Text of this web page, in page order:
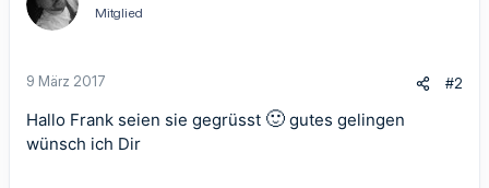
o
n
:
Mitglied
9 März 2017 #2
Hallo Frank seien sie gegrüsst 🙂 gutes gelingen
wünsch ich Dir